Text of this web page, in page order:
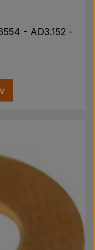
- AD3.152 -